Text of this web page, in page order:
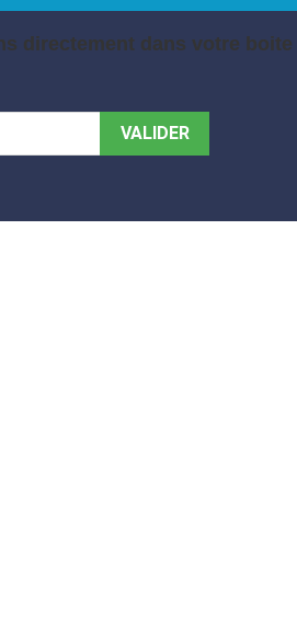
directement dans votre boite